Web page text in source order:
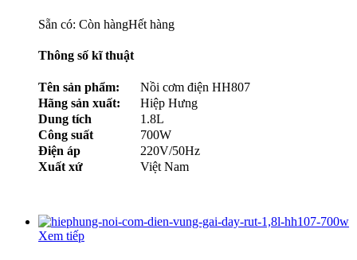
Sẵn có: Còn hàngHết hàng
Thông số kĩ thuật
Tên sản phẩm:
Nồi cơm điện HH807
Hãng sản xuất:
Hiệp Hưng
Dung tích
1.8L
Công suất
700W
Điện áp
220V/50Hz
Xuất xứ
Việt Nam
Xem tiếp